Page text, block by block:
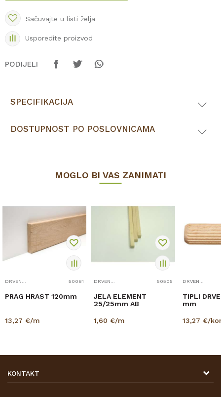
Sačuvajte u listi želja
Usporedite proizvod
PODIJELI
SPECIFIKACIJA
DOSTUPNOST PO POSLOVNICAMA
MOGLO BI VAS ZANIMATI
50081
PRAG HRAST 120mm
13,27 €/m
50505
JELA ELEMENT
25/25mm AB
1,60 €/m
TIPLI
mm
13,27 €/
KONTAKT